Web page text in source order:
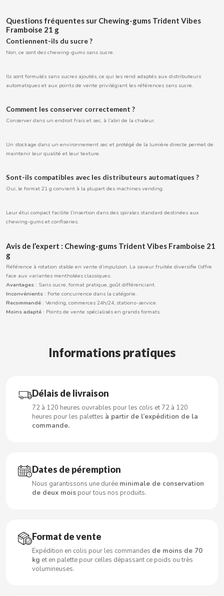
CACAOLAT
CALVO
CAMPOFRIO
CANDELAS
CERDÁN CARAMELOS
CHAMP HIGH
CHOCOLATES VALOR
CHUPA CHUPS
CLIPPER
CODAN
Questions fréquentes sur Chewing-gums Trident Vibes
Framboise 21 g
Contiennent-ils du sucre ?
Non, ce sont des chewing-gums sans sucre.
Ils sont formulés sans sucres ajoutés, ce qui les rend adaptés aux distributeurs
automatiques et aux points de vente privilégiant les références sans sucre.
Comment les conserver correctement ?
Conserver dans un endroit frais et sec, à l’abri de la chaleur.
Un stockage dans un environnement sec et protégé de la lumière directe permet de
maintenir leur qualité et leur texture.
Sont-ils compatibles avec les distributeurs automatiques ?
Oui, le format 21 g convient à la plupart des machines vending.
Leur étui compact facilite l’insertion dans des spirales standard destinées aux
chewing-gums et confiseries.
Avis de l’expert : Chewing-gums Trident Vibes Framboise 21
g
Référence à rotation stable en vente d’impulsion. La saveur fruitée diversifie l’offre
face aux variantes mentholées classiques.
Avantages : Sans sucre, format pratique, goût différenciant.
Inconvénients : Forte concurrence dans la catégorie.
Recommandé : Vending, commerces 24h/24, stations-service.
Moins adapté : Points de vente spécialisés en grands formats.
Informations pratiques
Délais de livraison
72 à 120 heures ouvrables pour les colis et 72 à 120
heures pour les palettes à partir de l’expédition de la
commande.
Dates de péremption
Nous garantissons une durée minimale de conservation
de deux mois pour tous nos produits.
Format de vente
Expédition en colis pour les commandes de moins de 70
kg et en palette pour celles dépassant ce poids ou très
volumineuses.